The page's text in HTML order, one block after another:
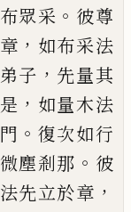
眾采 。 彼尊
， 如布采法
子 ， 先量其
， 如量木法
門 。 復次如行
微塵剎那 。 彼
法先立於章 ，